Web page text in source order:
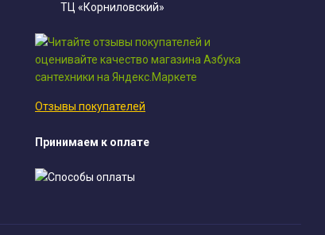
ТЦ «Корниловский»
Отзывы покупателей
Принимаем к оплате